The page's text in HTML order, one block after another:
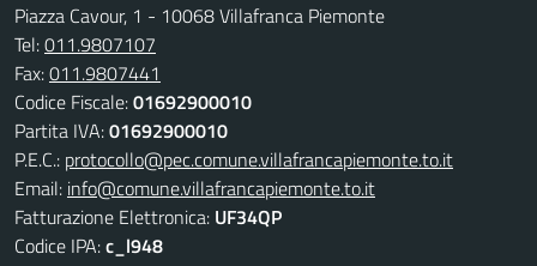
Piazza Cavour, 1 - 10068 Villafranca Piemonte
Tel:011.9807107
Fax:011.9807441
Codice Fiscale:01692900010
Partita IVA:01692900010
P.E.C.: protocollo@pec.comune.villafrancapiemonte.to.it
Email: info@comune.villafrancapiemonte.to.it
Fatturazione Elettronica: UF34QP
Codice IPA:c_l948